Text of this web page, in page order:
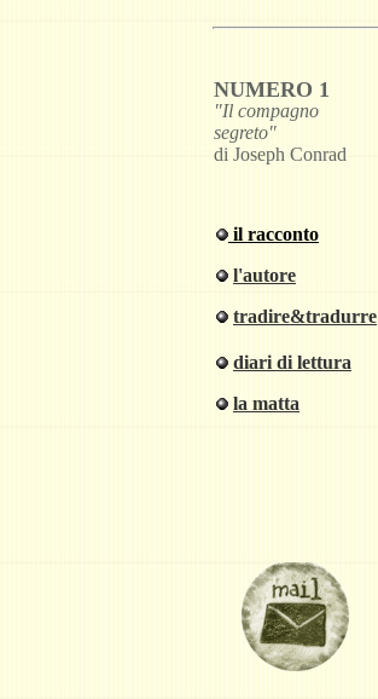
NUMERO 1
"Il compagno
segreto"
di Joseph Conrad
il racconto
l'autore
tradire&tradurre
diari di lettura
la matta